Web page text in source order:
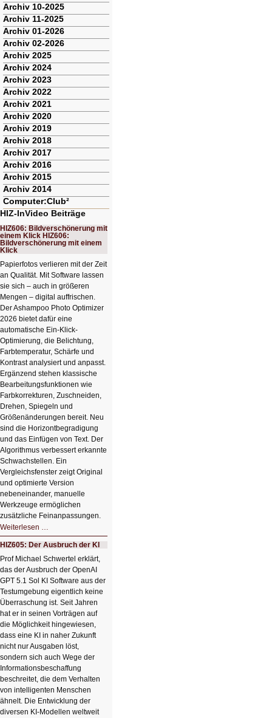
Archiv 10-2025
Archiv 11-2025
Archiv 01-2026
Archiv 02-2026
Archiv 2025
Archiv 2024
Archiv 2023
Archiv 2022
Archiv 2021
Archiv 2020
Archiv 2019
Archiv 2018
Archiv 2017
Archiv 2016
Archiv 2015
Archiv 2014
Computer:Club²
HIZ-InVideo Beiträge
HIZ606: Bildverschönerung mit
einem Klick HIZ606:
Bildverschönerung mit einem
Klick
Papierfotos verlieren mit der Zeit
an Qualität. Mit Software lassen
sie sich – auch in größeren
Mengen – digital auffrischen.
Der Ashampoo Photo Optimizer
2026 bietet dafür eine
automatische Ein-Klick-
Optimierung, die Belichtung,
Farbtemperatur, Schärfe und
Kontrast analysiert und anpasst.
Ergänzend stehen klassische
Bearbeitungsfunktionen wie
Farbkorrekturen, Zuschneiden,
Drehen, Spiegeln und
Größenänderungen bereit. Neu
sind die Horizontbegradigung
und das Einfügen von Text. Der
Algorithmus verbessert erkannte
Schwachstellen. Ein
Vergleichsfenster zeigt Original
und optimierte Version
nebeneinander, manuelle
Werkzeuge ermöglichen
zusätzliche Feinanpassungen.
Weiterlesen …
Bildverschönerung
mit
einem
Klick
HIZ606:
Bildverschönerung
mit
einem
Klick
HIZ605: Der Ausbruch der KI
Prof Michael Schwertel erklärt,
das der Ausbruch der OpenAI
GPT 5.1 Sol KI Software aus der
Testumgebung eigentlich keine
Überraschung ist. Seit Jahren
hat er in seinen Vorträgen auf
die Möglichkeit hingewiesen,
dass eine KI in naher Zukunft
nicht nur Ausgaben löst,
sondern sich auch Wege der
Informationsbeschaffung
beschreitet, die dem Verhalten
von intelligenten Menschen
ähnelt. Die Entwicklung der
diversen KI-Modellen weltweit